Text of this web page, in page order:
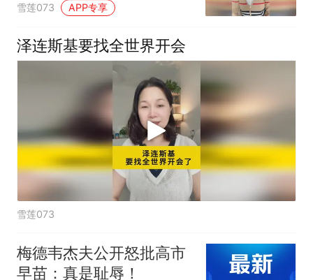
雪莲073 APP专享
泽连斯基要找全世界开会
雪莲073
梅德韦杰夫公开怒批高市
早苗：真是耻辱！